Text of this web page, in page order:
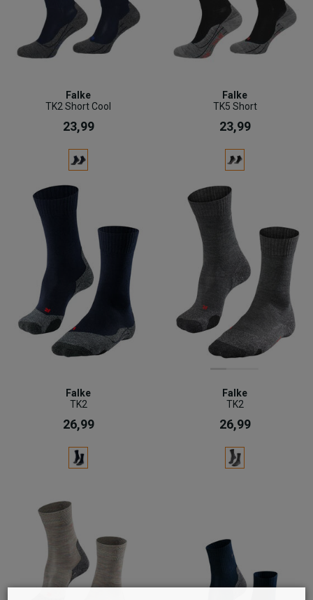
Falke
TK2 Short Cool
23,99
Falke
TK5 Short
23,99
Falke
TK2
26,99
Falke
TK2
26,99